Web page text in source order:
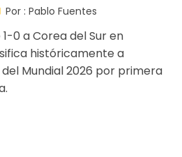
el Mundial 2026
Por : Pablo Fuentes
0 a Corea del Sur en
históricamente a
Mundial 2026 por primera